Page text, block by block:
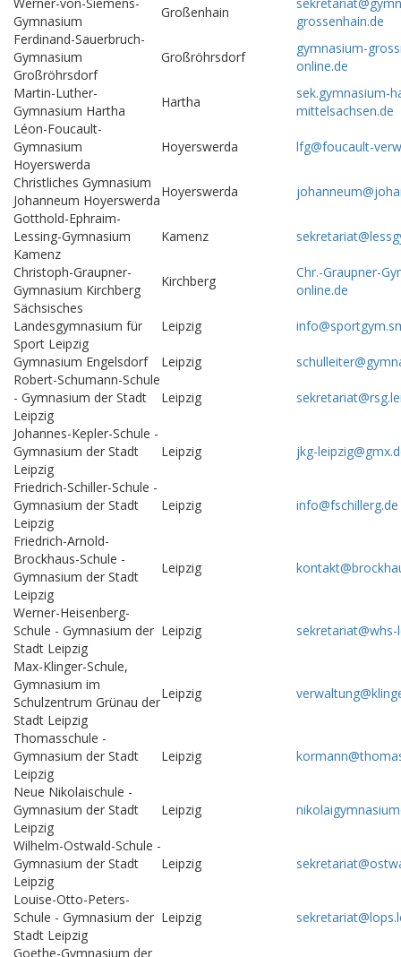
Gymnasium
Großenhain
grossenhain.de
Ferdinand-Sauerbruch-
Gymnasium
Großröhrsdorf
Großröhrsdorf
gymnasium-
online.de
Martin-Luther-
Gymnasium Hartha
Hartha
sek.gymnasium-
mittelsachsen.de
Léon-Foucault-
Gymnasium
Hoyerswerda
Hoyerswerda lfg@foucault-
Christliches Gymnasium
Johanneum Hoyerswerda
Hoyerswerda
Gotthold-Ephraim-
Lessing-Gymnasium
Kamenz
Kamenz
Christoph-Graupner-
Gymnasium Kirchberg
Kirchberg
Chr.-Graupner-
online.de
Sächsisches
Landesgymnasium für
Sport Leipzig
Leipzig
Gymnasium Engelsdorf Leipzig
Robert-Schumann-Schule
- Gymnasium der Stadt
Leipzig
Leipzig
Johannes-Kepler-Schule -
Gymnasium der Stadt
Leipzig
Leipzig jkg-
Friedrich-Schiller-Schule -
Gymnasium der Stadt
Leipzig
Leipzig info@fschillerg.de
Friedrich-Arnold-
Brockhaus-Schule -
Gymnasium der Stadt
Leipzig
Leipzig
Werner-Heisenberg-
Schule - Gymnasium der
Stadt Leipzig
Leipzig sekretariat@whs-
Max-Klinger-Schule,
Gymnasium im
Schulzentrum Grünau der
Stadt Leipzig
Leipzig
Thomasschule -
Gymnasium der Stadt
Leipzig
Leipzig
Neue Nikolaischule -
Gymnasium der Stadt
Leipzig
Leipzig
Wilhelm-Ostwald-Schule -
Gymnasium der Stadt
Leipzig
Leipzig
Louise-Otto-Peters-
Schule - Gymnasium der
Stadt Leipzig
Leipzig
Goethe-Gymnasium der